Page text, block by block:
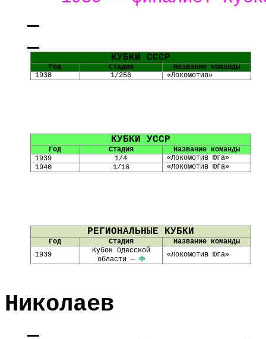
КУБКИ СССР
Год Стадия
Название команды
1938
1/256 «Локомотив»
КУБКИ УССР
Год Стадия
Название команды
1939
1/4
«Локомотив Юга»
1940
1/16 «Локомотив Юга»
РЕГИОНАЛЬНЫЕ КУБКИ
Год Стадия
Название команды
1939
Кубок Одесской
области — Ф «Локомотив Юга»
Николаев